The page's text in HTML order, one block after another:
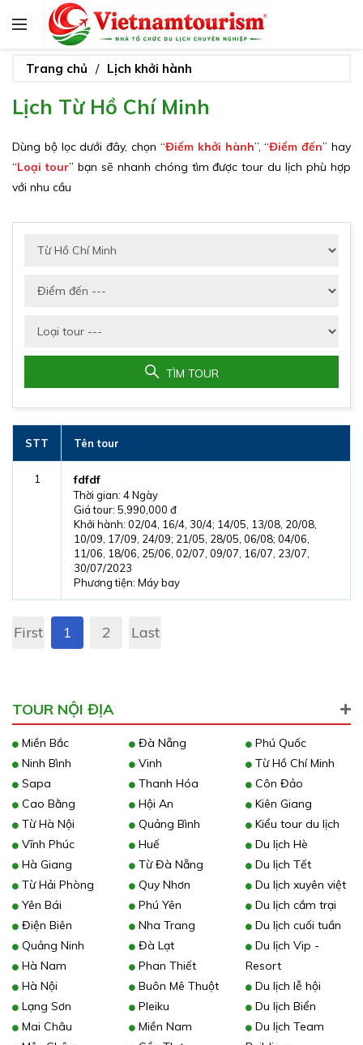
Trang chủ Lịch khởi hành
Lịch Từ Hồ Chí Minh
Dùng bộ lọc dưới đây, chọn “Điểm khởi hành”, “Điểm đến” hay
“Loại tour” bạn sẽ nhanh chóng tìm được tour du lịch phù hợp
với nhu cầu
TÌM TOUR
STT Tên tour
1 fdfdf
Thời gian: 4 Ngày
Giá tour: 5,990,000 đ
Khởi hành: 02/04, 16/4, 30/4; 14/05, 13/08, 20/08,
10/09, 17/09, 24/09; 21/05, 28/05, 06/08; 04/06,
11/06, 18/06, 25/06, 02/07, 09/07, 16/07, 23/07,
30/07/2023
Phương tiện: Máy bay
First 1 2 Last
TOUR NỘI ĐỊA
Miền Bắc
Ninh Bình
Sapa
Cao Bằng
Từ Hà Nội
Vĩnh Phúc
Hà Giang
Từ Hải Phòng
Yên Bái
Điện Biên
Quảng Ninh
Hà Nam
Hà Nội
Lạng Sơn
Mai Châu
Đà Nẵng
Vinh
Thanh Hóa
Hội An
Quảng Bình
Huế
Từ Đà Nẵng
Quy Nhơn
Phú Yên
Nha Trang
Đà Lạt
Phan Thiết
Buôn Mê Thuột
Pleiku
Miền Nam
Phú Quốc
Từ Hồ Chí Minh
Côn Đảo
Kiên Giang
Kiểu tour du lịch
Du lịch Hè
Du lịch Tết
Du lịch xuyên việt
Du lịch cắm trại
Du lịch cuối tuần
Du lịch Vip -
Resort
Du lịch lễ hội
Du lịch Biển
Du lịch Team